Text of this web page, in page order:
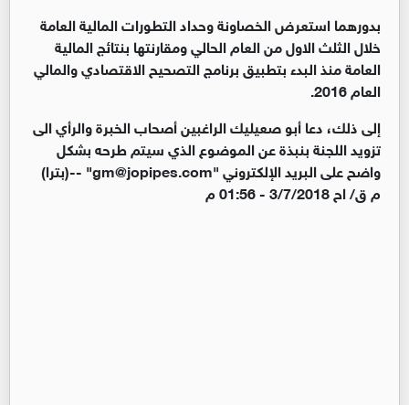
بدورهما استعرض الخصاونة وحداد التطورات المالية العامة
خلال الثلث الاول من العام الحالي ومقارنتها بنتائج المالية
العامة منذ البدء بتطبيق برنامج التصحيح الاقتصادي والمالي
العام 2016.
إلى ذلك، دعا أبو صعيليك الراغبين أصحاب الخبرة والرأي الى
تزويد اللجنة بنبذة عن الموضوع الذي سيتم طرحه بشكل
واضح على البريد الإلكتروني "gm@jopipes.com" --(بترا)
م ق/ اح 3/7/2018 - 01:56 م